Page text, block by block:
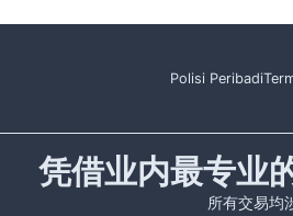
Polisi Peribadi
凭借业内最专业
所有交易均